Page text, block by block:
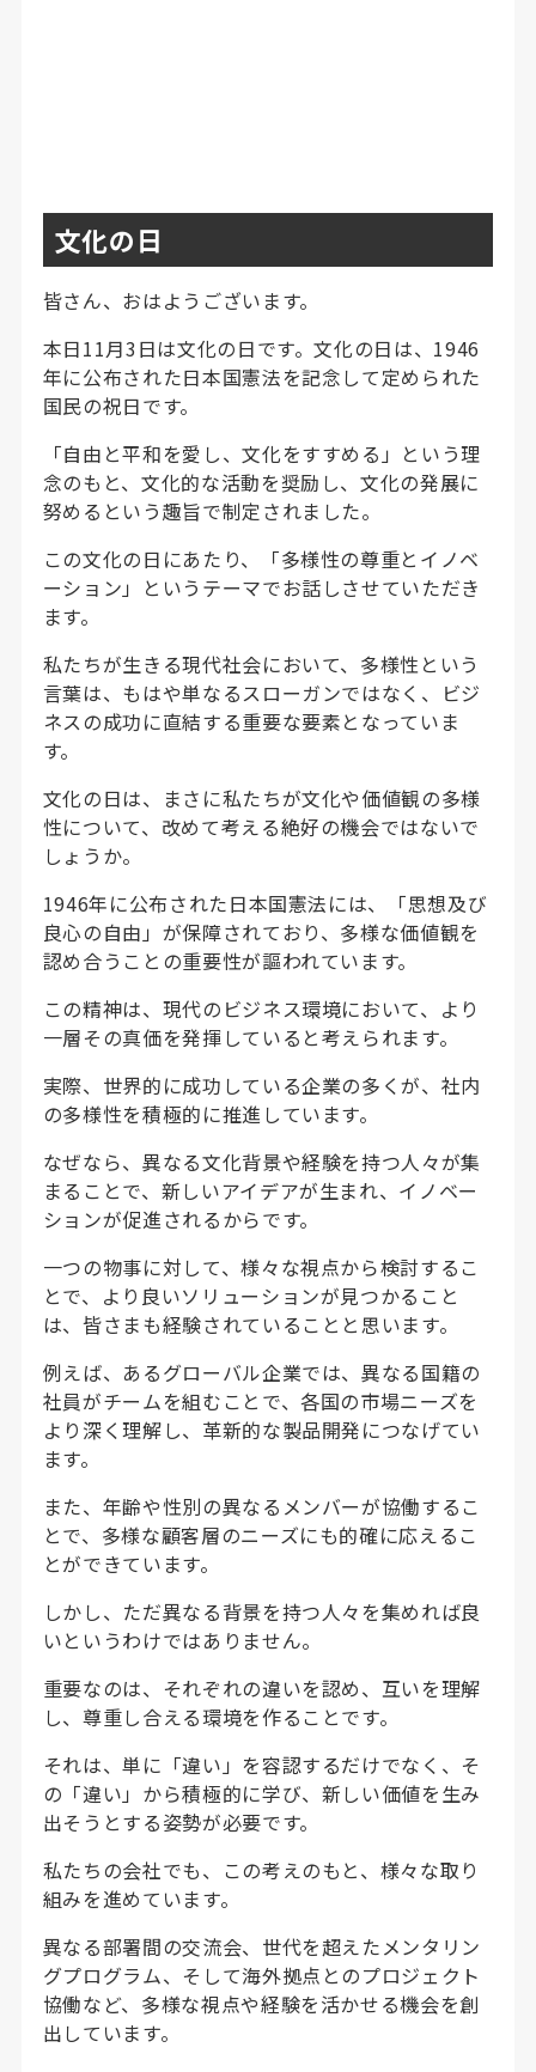
文化の日
皆さん、おはようございます。
本日11月3日は文化の日です。文化の日は、1946
年に公布された日本国憲法を記念して定められた
国民の祝日です。
「自由と平和を愛し、文化をすすめる」という理
念のもと、文化的な活動を奨励し、文化の発展に
努めるという趣旨で制定されました。
この文化の日にあたり、「多様性の尊重とイノベ
ーション」というテーマでお話しさせていただき
ます。
私たちが生きる現代社会において、多様性という
言葉は、もはや単なるスローガンではなく、ビジ
ネスの成功に直結する重要な要素となっていま
す。
文化の日は、まさに私たちが文化や価値観の多様
性について、改めて考える絶好の機会ではないで
しょうか。
1946年に公布された日本国憲法には、「思想及び
良心の自由」が保障されており、多様な価値観を
認め合うことの重要性が謳われています。
この精神は、現代のビジネス環境において、より
一層その真価を発揮していると考えられます。
実際、世界的に成功している企業の多くが、社内
の多様性を積極的に推進しています。
なぜなら、異なる文化背景や経験を持つ人々が集
まることで、新しいアイデアが生まれ、イノベー
ションが促進されるからです。
一つの物事に対して、様々な視点から検討するこ
とで、より良いソリューションが見つかること
は、皆さまも経験されていることと思います。
例えば、あるグローバル企業では、異なる国籍の
社員がチームを組むことで、各国の市場ニーズを
より深く理解し、革新的な製品開発につなげてい
ます。
また、年齢や性別の異なるメンバーが協働するこ
とで、多様な顧客層のニーズにも的確に応えるこ
とができています。
しかし、ただ異なる背景を持つ人々を集めれば良
いというわけではありません。
重要なのは、それぞれの違いを認め、互いを理解
し、尊重し合える環境を作ることです。
それは、単に「違い」を容認するだけでなく、そ
の「違い」から積極的に学び、新しい価値を生み
出そうとする姿勢が必要です。
私たちの会社でも、この考えのもと、様々な取り
組みを進めています。
異なる部署間の交流会、世代を超えたメンタリン
グプログラム、そして海外拠点とのプロジェクト
協働など、多様な視点や経験を活かせる機会を創
出しています。